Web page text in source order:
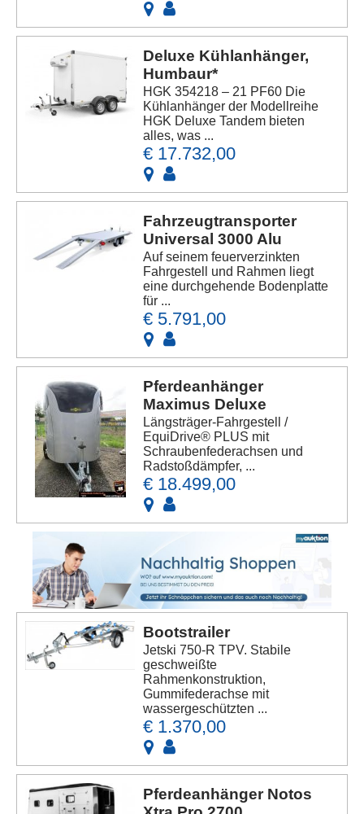
Deluxe Kühlanhänger,
Humbaur*
HGK 354218 – 21 PF60 Die
Kühlanhänger der Modellreihe
HGK Deluxe Tandem bieten
alles, was ...
€ 17.732,00
Fahrzeugtransporter
Universal 3000 Alu
Auf seinem feuerverzinkten
Fahrgestell und Rahmen liegt
eine durchgehende Bodenplatte
für ...
€ 5.791,00
Pferdeanhänger
Maximus Deluxe
Längsträger-Fahrgestell /
EquiDrive® PLUS mit
Schraubenfederachsen und
Radstoßdämpfer, ...
€ 18.499,00
Bootstrailer
Jetski 750-R TPV. Stabile
geschweißte
Rahmenkonstruktion,
Gummifederachse mit
wassergeschützten ...
€ 1.370,00
Pferdeanhänger Notos